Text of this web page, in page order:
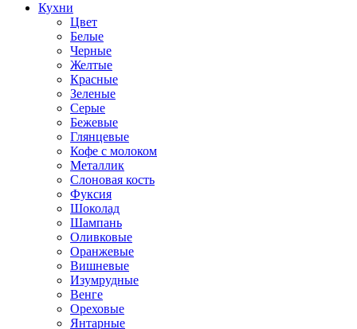
Кухни
Цвет
Белые
Черные
Желтые
Красные
Зеленые
Серые
Бежевые
Глянцевые
Кофе с молоком
Металлик
Слоновая кость
Фуксия
Шоколад
Шампань
Оливковые
Оранжевые
Вишневые
Изумрудные
Венге
Ореховые
Янтарные